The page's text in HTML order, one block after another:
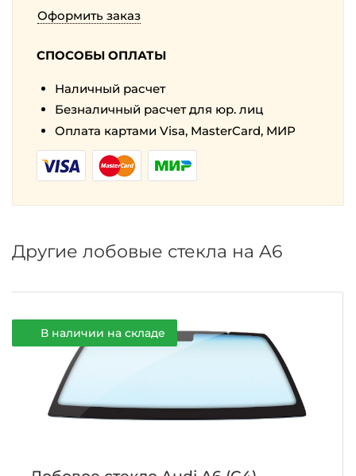
Оформить заказ
СПОСОБЫ ОПЛАТЫ
Наличный расчет
Безналичный расчет для юр. лиц
Оплата картами Visa, MasterCard, МИР
Другие лобовые стекла на A6
В наличии на складе